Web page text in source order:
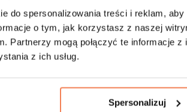
do spersonalizowania treści i reklam,
o tym, jak korzystasz z naszej
Partnerzy mogą połączyć te informacje
z ich usług.
Spersonalizuj